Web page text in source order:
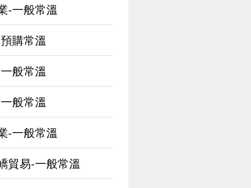
-一般常溫
購常溫
般常溫
般常溫
-一般常溫
貿易-一般常溫